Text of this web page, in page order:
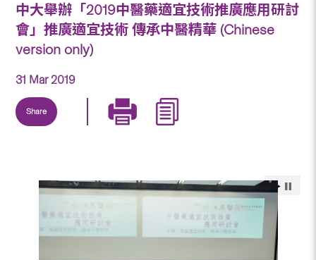
中大舉辦「2019中醫藥適宜技術推廣應用研討
會」推廣適宜技術 傳承中醫精華 (Chinese
version only)
31 Mar 2019
Share